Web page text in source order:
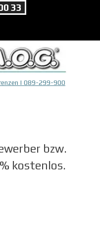
33
| 089-299-900
bzw.
kostenlos.